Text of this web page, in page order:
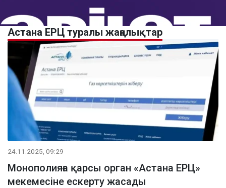
Астана ЕРЦ туралы жаңалықтар
24.11.2025, 09:29
Монополияға қарсы орган «Астана ЕРЦ»
мекемесіне ескерту жасады